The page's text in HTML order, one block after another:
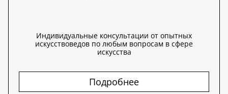
Индивидуальные консультации от опытных
искусствоведов по любым вопросам в сфере
искусства
Подробнее